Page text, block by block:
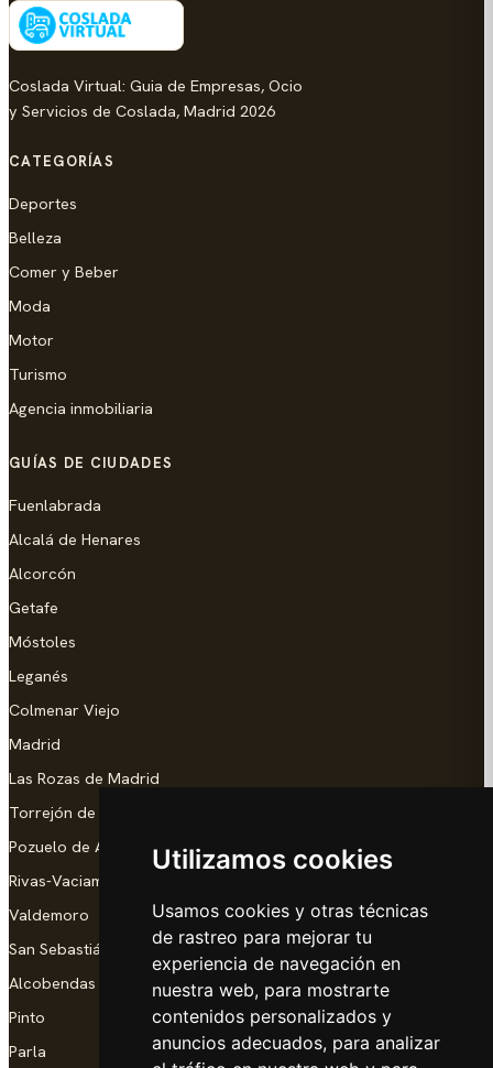
Utilizamos cookies
Usamos cookies y otras técnicas
de rastreo para mejorar tu
experiencia de navegación en
nuestra web, para mostrarte
contenidos personalizados y
anuncios adecuados, para analizar
Coslada Virtual: Guia de Empresas, Ocio
y Servicios de Coslada, Madrid 2026
CATEGORÍAS
Deportes
Belleza
Comer y Beber
Moda
Motor
Turismo
Agencia inmobiliaria
GUÍAS DE CIUDADES
Fuenlabrada
Alcalá de Henares
Alcorcón
Getafe
Móstoles
Leganés
Colmenar Viejo
Madrid
Las Rozas de Madrid
Torrejón de Ardoz
Pozuelo de Alarcón
Rivas-Vaciamadrid
Valdemoro
San Sebastián de los Reyes
Alcobendas
Pinto
Parla